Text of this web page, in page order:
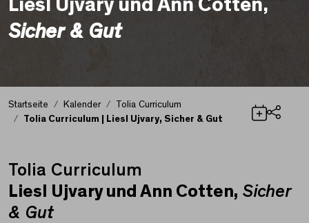
Liesl Ujvary und Ann Cotten,
Sicher & Gut
Startseite Kalender
Tolia Curriculum
Tolia Curriculum | Liesl Ujvary, Sicher & Gut
Tolia Curriculum |
Tolia Curriculum
Liesl Ujvary und Ann Cotten, Sicher
& Gut